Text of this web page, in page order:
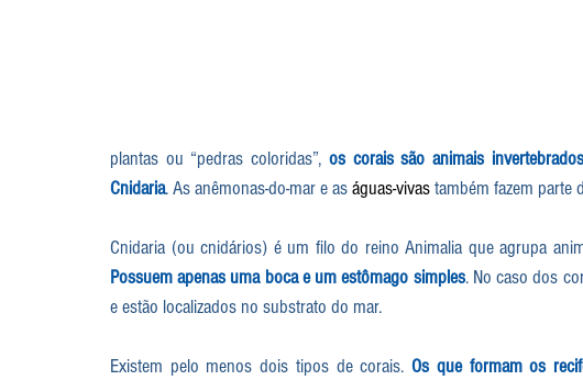
plantas ou “pedras coloridas”, os corais são animais
Cnidaria. As anêmonas-do-mar e as águas-vivas também fazem parte
Possuem apenas uma boca e um estômago simples. No caso dos
e estão localizados no substrato do mar.
Existem pelo menos dois tipos de corais. Os que formam os